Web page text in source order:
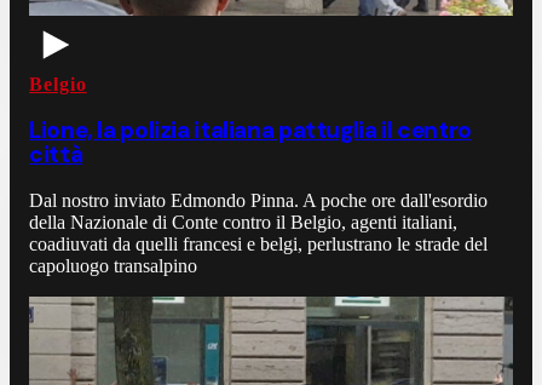
Belgio
Lione, la polizia italiana pattuglia il centro
città
Dal nostro inviato Edmondo Pinna. A poche ore dall'esordio
della Nazionale di Conte contro il Belgio, agenti italiani,
coadiuvati da quelli francesi e belgi, perlustrano le strade del
capoluogo transalpino